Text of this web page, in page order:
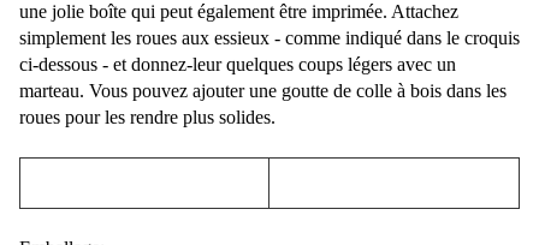
une jolie boîte qui peut également être imprimée. Attachez
simplement les roues aux essieux - comme indiqué dans le croquis
ci-dessous - et donnez-leur quelques coups légers avec un
marteau. Vous pouvez ajouter une goutte de colle à bois dans les
roues pour les rendre plus solides.